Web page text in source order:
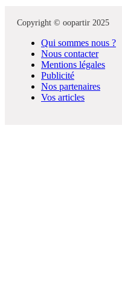
Copyright © oopartir 2025
Qui sommes nous ?
Nous contacter
Mentions légales
Publicité
Nos partenaires
Vos articles